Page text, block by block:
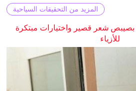
المزيد من التحقيقات السياحية
بصيبص شعر قصير واختيارات مبتكرة
للأزياء